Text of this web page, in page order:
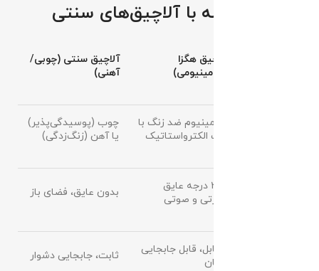
جدول مقایسه با آلاچیق‌های سنتی
آلاچیق هگزا
(آلومینیومی)
آلاچیق سنتی (چوبی/
آهنی)
آلومینیوم ضد زنگ با
رنگ الکترواستاتیک
چوب (پوسیدگی‌پذیر)
یا آهن (زنگ‌زدگی)
۳۶۰ درجه عایق
حرارتی و صوتی
بدون عایق، فضای باز
پرتابل، قابل جابجایی
آسان
ثابت، جابجایی دشوار